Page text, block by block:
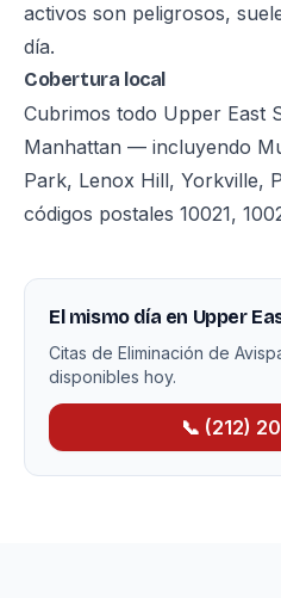
activos son peligrosos,
día.
Cobertura local
Cubrimos todo Upper East
Manhattan — incluyendo
Park, Lenox Hill, Yorkville,
códigos postales 10021,
El mismo día en Upper
Citas de Eliminación de
disponibles hoy.
📞 (212)